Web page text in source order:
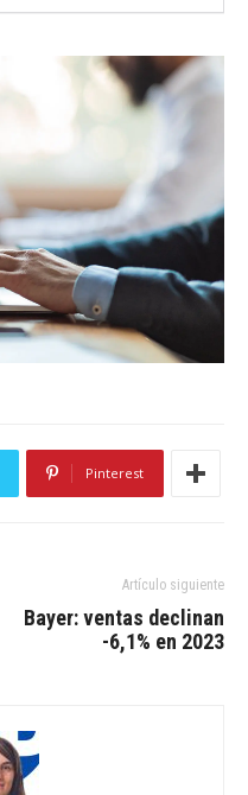
Pinterest
Artículo siguiente
Bayer: ventas declinan
-6,1% en 2023